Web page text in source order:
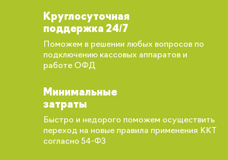
Круглосуточная
поддержка 24/7
Поможем в решении любых вопросов по
подключению кассовых аппаратов и
работе ОФД
Минимальные
затраты
Быстро и недорого поможем осуществить
переход на новые правила применения ККТ
согласно 54-ФЗ